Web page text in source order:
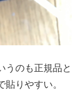
うのも正規品と
りやすい。